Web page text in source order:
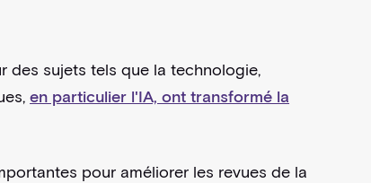
des sujets tels que la technologie,
en particulier l'IA, ont transformé la
pour améliorer les revues de la